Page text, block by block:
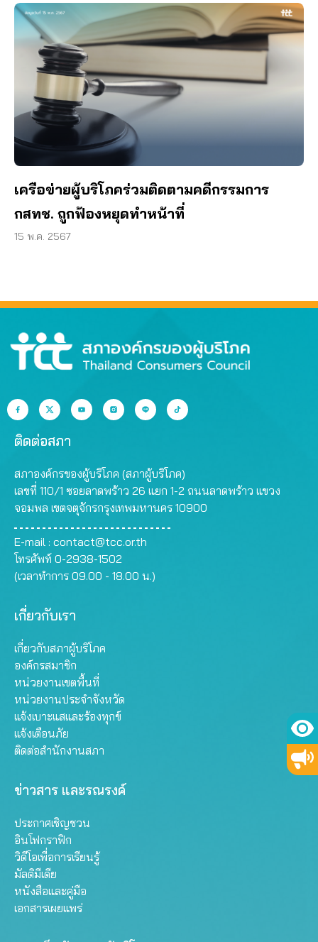
เครือข่ายผู้บริโภคร่วมติดตามคดีกรรมการ
กสทช. ถูกฟ้องหยุดทำหน้าที่
15 พ.ค. 2567
ติดต่อสภา
สภาองค์กรของผู้บริโภค (สภาผู้บริโภค)
เลขที่ 110/1 ซอยลาดพร้าว 26 แยก 1-2 ถนนลาดพร้าว แขวง
จอมพล เขตจตุจักรกรุงเทพมหานคร 10900
E-mail : contact@tcc.or.th
โทรศัพท์ 0-2938-1502
(เวลาทำการ 09.00 - 18.00 น.)
เกี่ยวกับเรา
เกี่ยวกับสภาผู้บริโภค
องค์กรสมาชิก
หน่วยงานเขตพื้นที่
หน่วยงานประจำจังหวัด
แจ้งเบาะแสและร้องทุกข์
แจ้งเตือนภัย
ติดต่อสำนักงานสภา
ข่าวสาร และรณรงค์
ประกาศเชิญชวน
อินโฟกราฟิก
วิดีโอเพื่อการเรียนรู้
มัลติมีเดีย
หนังสือและคู่มือ
เอกสารเผยแพร่